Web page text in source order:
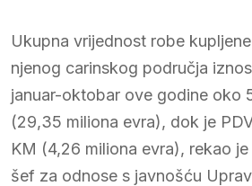
Ukupna vrijednost robe
njenog carinskog područja
januar-oktobar ove godine oko
(29,35 miliona evra), dok je
KM (4,26 miliona evra), rekao
šef za odnose s javnošću